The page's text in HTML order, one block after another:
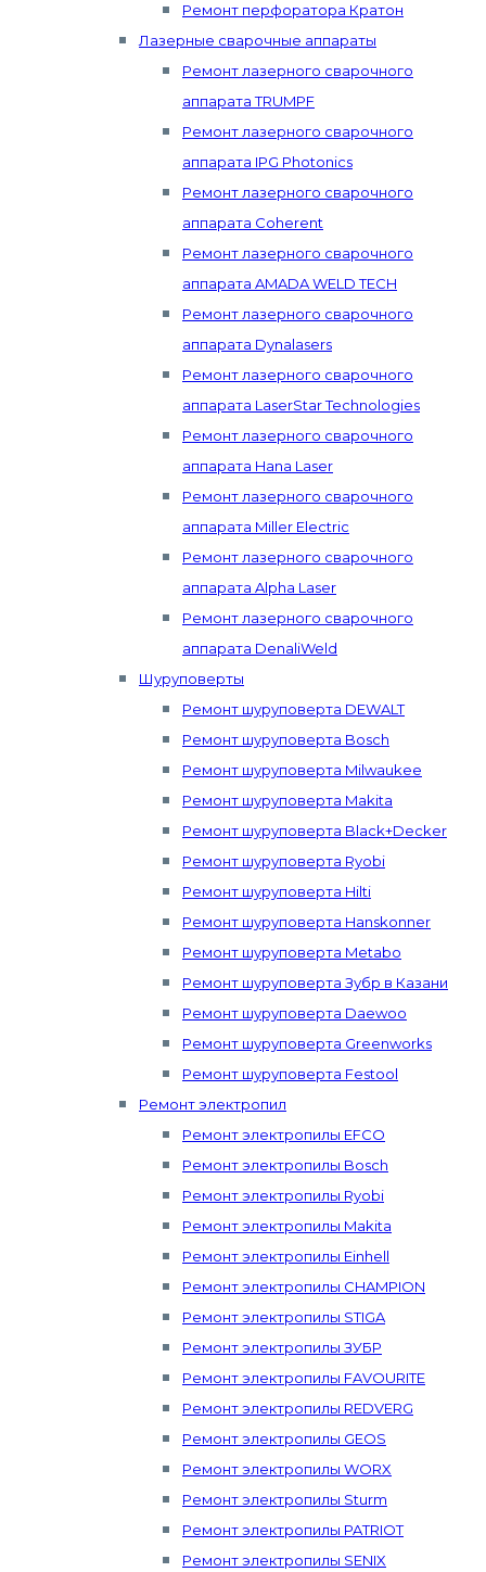
Ремонт перфоратора Кратон
Лазерные сварочные аппараты
Ремонт лазерного сварочного
аппарата TRUMPF
Ремонт лазерного сварочного
аппарата IPG Photonics
Ремонт лазерного сварочного
аппарата Coherent
Ремонт лазерного сварочного
аппарата AMADA WELD TECH
Ремонт лазерного сварочного
аппарата Dynalasers
Ремонт лазерного сварочного
аппарата LaserStar Technologies
Ремонт лазерного сварочного
аппарата Hana Laser
Ремонт лазерного сварочного
аппарата Miller Electric
Ремонт лазерного сварочного
аппарата Alpha Laser
Ремонт лазерного сварочного
аппарата DenaliWeld
Шуруповерты
Ремонт шуруповерта DEWALT
Ремонт шуруповерта Bosch
Ремонт шуруповерта Milwaukee
Ремонт шуруповерта Makita
Ремонт шуруповерта Black+Decker
Ремонт шуруповерта Ryobi
Ремонт шуруповерта Hilti
Ремонт шуруповерта Hanskonner
Ремонт шуруповерта Metabo
Ремонт шуруповерта Зубр в Казани
Ремонт шуруповерта Daewoo
Ремонт шуруповерта Greenworks
Ремонт шуруповерта Festool
Ремонт электропил
Ремонт электропилы EFCO
Ремонт электропилы Bosch
Ремонт электропилы Ryobi
Ремонт электропилы Makita
Ремонт электропилы Einhell
Ремонт электропилы CHAMPION
Ремонт электропилы STIGA
Ремонт электропилы ЗУБР
Ремонт электропилы FAVOURITE
Ремонт электропилы REDVERG
Ремонт электропилы GEOS
Ремонт электропилы WORX
Ремонт электропилы Sturm
Ремонт электропилы PATRIOT
Ремонт электропилы SENIX